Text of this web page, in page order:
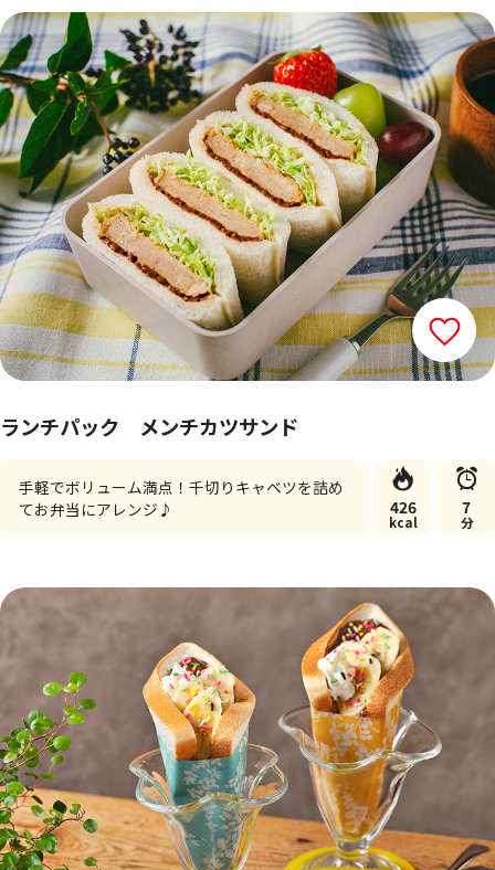
ランチパック メンチカツサンド
手軽でボリューム満点！千切りキャベツを詰め
てお弁当にアレンジ♪
426
kcal
7
分